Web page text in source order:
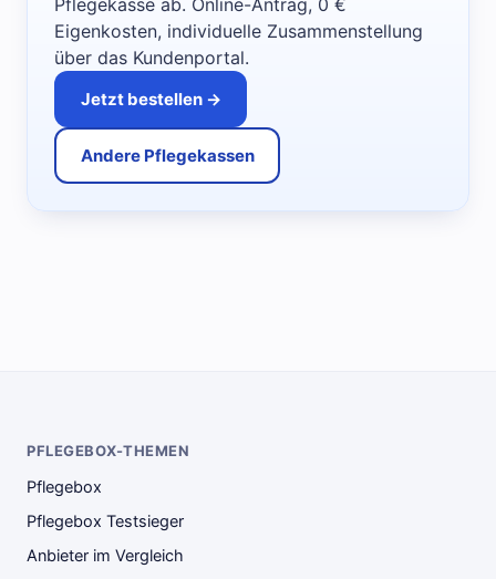
Pflegekasse ab. Online-Antrag, 0 €
Eigenkosten, individuelle Zusammenstellung
über das Kundenportal.
Jetzt bestellen →
Andere Pflegekassen
PFLEGEBOX-THEMEN
Pflegebox
Pflegebox Testsieger
Anbieter im Vergleich